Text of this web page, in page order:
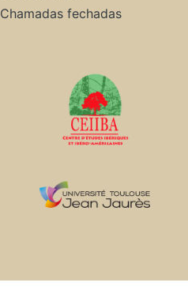
Chamadas fechadas
Em colaboração com